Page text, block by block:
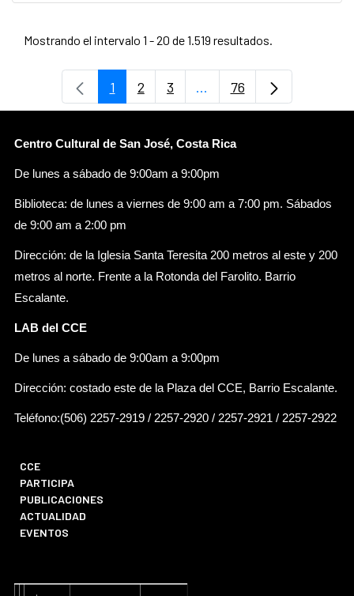
Mostrando el intervalo 1 - 20 de 1.519 resultados.
Página
1 Página
2 Página
3 ...Páginas intermedias
Página
76
Centro Cultural de San José, Costa Rica
De lunes a sábado de 9:00am a 9:00pm
Biblioteca: de lunes a viernes de 9:00 am a 7:00 pm. Sábados
de 9:00 am a 2:00 pm
Dirección: de la Iglesia Santa Teresita 200 metros al este y 200
metros al norte. Frente a la Rotonda del Farolito. Barrio
Escalante.
LAB del CCE
De lunes a sábado de 9:00am a 9:00pm
Dirección: costado este de la Plaza del CCE, Barrio Escalante.
Teléfono:(506) 2257-2919 / 2257-2920 / 2257-2921 / 2257-2922
CCE
PARTICIPA
PUBLICACIONES
ACTUALIDAD
EVENTOS